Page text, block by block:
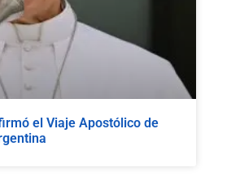
el Viaje Apostólico de